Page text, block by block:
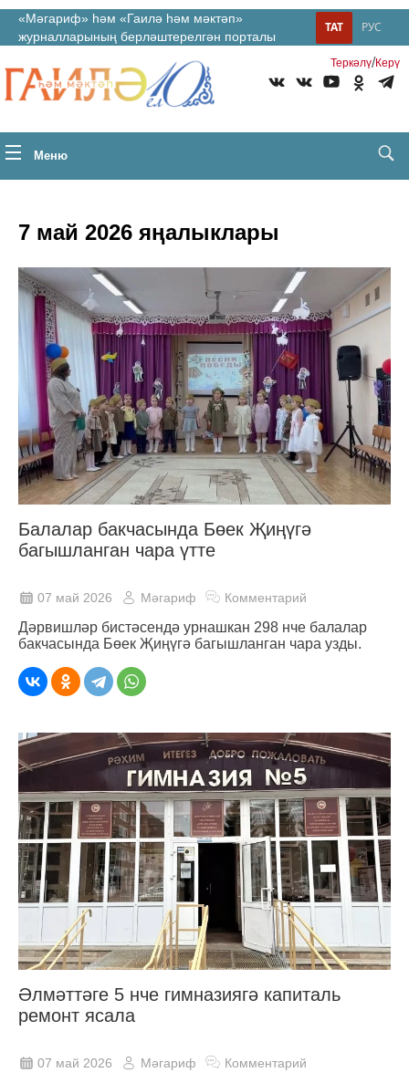
«Мәгариф» һәм «Гаилә һәм мәктәп»
журналларының берләштерелгән порталы
РУС
ТАТ
Теркəлү/Керү
Меню
7 май 2026 яңалыклары
Балалар бакчасында Бөек Җиңүгә
багышланган чара үтте
07 май 2026 Мәгариф Комментарий
Дәрвишләр бистәсендә урнашкан 298 нче балалар
бакчасында Бөек Җиңүгә багышланган чара узды.
Әлмәттәге 5 нче гимназиягә капиталь
ремонт ясала
07 май 2026 Мәгариф Комментарий